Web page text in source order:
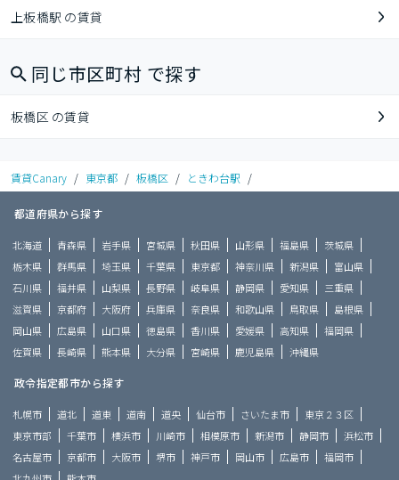
上板橋駅 の賃貸
同じ市区町村 で探す
板橋区 の賃貸
賃貸Canary / 東京都 / 板橋区 / ときわ台駅 /
都道府県から探す
北海道 青森県 岩手県 宮城県 秋田県 山形県 福島県
茨城県
栃木県
群馬県 埼玉県 千葉県 東京都 神奈川県 新潟県
富山県
石川県
福井県 山梨県 長野県 岐阜県 静岡県 愛知県
三重県
滋賀県
京都府 大阪府 兵庫県 奈良県 和歌山県 鳥取県
島根県
岡山県
広島県 山口県 徳島県 香川県 愛媛県 高知県
福岡県
佐賀県
長崎県 熊本県 大分県 宮崎県 鹿児島県 沖縄県
政令指定都市から探す
札幌市 道北 道東 道南 道央 仙台市 さいたま市
東京２３区
東京市部
千葉市 横浜市 川崎市 相模原市 新潟市 静岡市
浜松市
名古屋市
京都市 大阪市 堺市 神戸市 岡山市 広島市
福岡市